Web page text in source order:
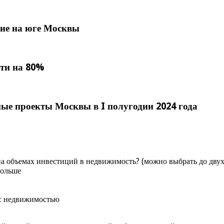
на юге Москвы
на 80%
проекты Москвы в I полугодии 2024 года
объемах инвестиций в недвижимость? (можно выбрать до
недвижимостью